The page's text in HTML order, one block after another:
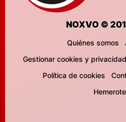
NOXVO ©
Quiénes somos
Gestionar cookies y privacidad
Política de cookies